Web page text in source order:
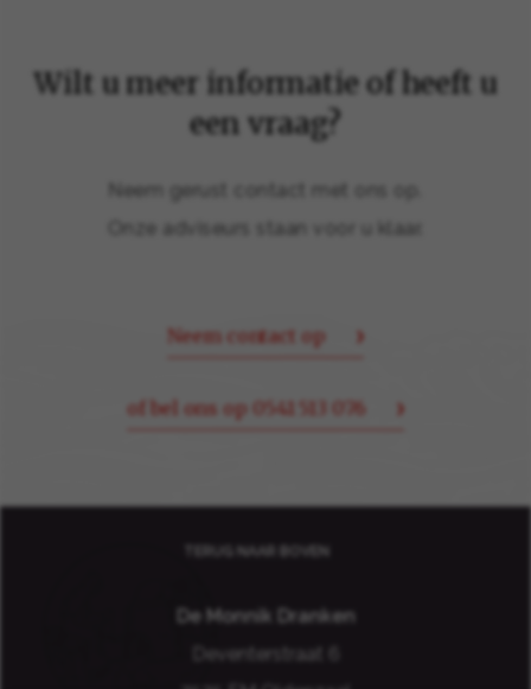
Wilt u meer informatie of heeft u
een vraag?
Neem gerust contact met ons op.
Onze adviseurs staan voor u klaar.
Neem contact op
of bel ons op 0541 513 076
TERUG NAAR BOVEN
De Monnik Dranken
Deventerstraat 6